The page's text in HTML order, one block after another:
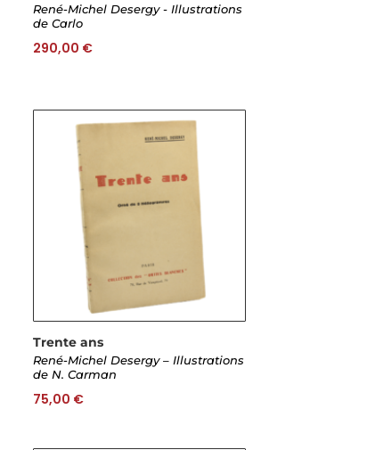
René-Michel Desergy - Illustrations
de Carlo
290,00 €
Trente ans
René-Michel Desergy – Illustrations
de N. Carman
75,00 €